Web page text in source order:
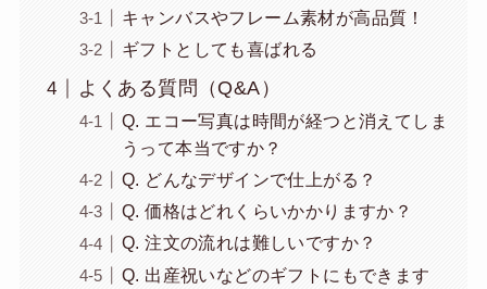
キャンバスやフレーム素材が高品質！
ギフトとしても喜ばれる
よくある質問（Q&A）
Q. エコー写真は時間が経つと消えてしま
うって本当ですか？
Q. どんなデザインで仕上がる？
Q. 価格はどれくらいかかりますか？
Q. 注文の流れは難しいですか？
Q. 出産祝いなどのギフトにもできます